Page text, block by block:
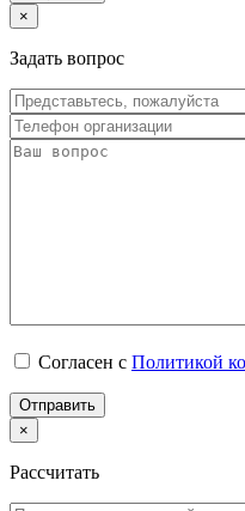
×
Задать вопрос
Согласен с Политикой
×
Рассчитать